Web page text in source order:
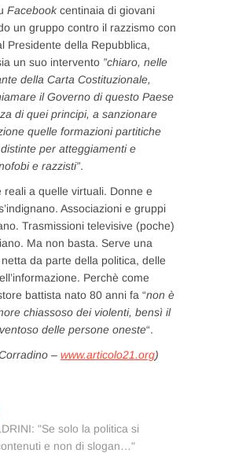
Facebookcentinaia di giovani
un gruppo contro il razzismo con
Presidente della Repubblica,
un suo intervento ”chiaro, nelle
della Carta Costituzionale,
il Governo di questo Paese
di quei principi, a sanzionare
quelle formazioni partitiche
per atteggiamenti e
e razzisti”.
reali a quelle virtuali. Donne e
Associazioni e gruppi
Trasmissioni televisive (poche)
Ma non basta. Serve una
da parte della politica, delle
Perchè come
battista nato 80 anni fa “non è
chiassoso dei violenti, bensì il
delle persone oneste“.
– www.articolo21.org)
precedente:"Se solo la politica si
e non di slogan…"